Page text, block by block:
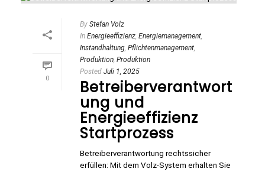
0
By Stefan Volz
In Energieeffizienz, Energiemanagement,
Instandhaltung, Pflichtenmanagement,
Produktion, Produktion
Posted Juli 1, 2025
Betreiberverantwort
ung und
Energieeffizienz
Startprozess
Betreiberverantwortung rechtssicher
erfüllen: Mit dem Volz-System erhalten Sie